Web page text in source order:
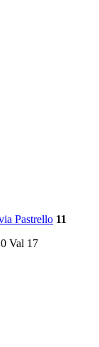
Pastrello 11
0 Val 17